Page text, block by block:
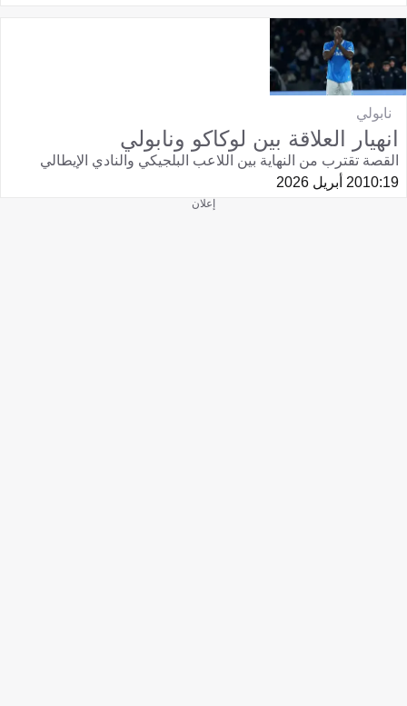
نابولي
انهيار العلاقة بين لوكاكو ونابولي
القصة تقترب من النهاية بين اللاعب البلجيكي والنادي الإيطالي
10:1920 أبريل 2026
إعلان